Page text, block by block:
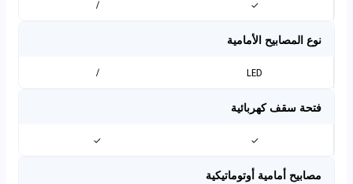
✓
/
نوع المصابيح الأمامية
LED
/
فتحة سقف كهربائية
✓
✓
مصابيح أمامية أوتوماتيكية